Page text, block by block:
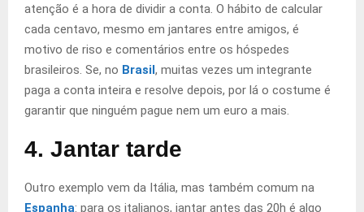
atenção é a hora de dividir a conta. O hábito de calcular
cada centavo, mesmo em jantares entre amigos, é
motivo de riso e comentários entre os hóspedes
brasileiros. Se, no Brasil, muitas vezes um integrante
paga a conta inteira e resolve depois, por lá o costume é
garantir que ninguém pague nem um euro a mais.
4. Jantar tarde
Outro exemplo vem da Itália, mas também comum na
Espanha: para os italianos, jantar antes das 20h é algo